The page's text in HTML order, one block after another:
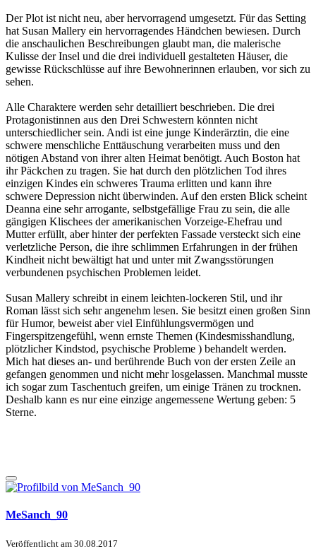
Der Plot ist nicht neu, aber hervorragend umgesetzt. Für das Setting
hat Susan Mallery ein hervorragendes Händchen bewiesen. Durch
die anschaulichen Beschreibungen glaubt man, die malerische
Kulisse der Insel und die drei individuell gestalteten Häuser, die
gewisse Rückschlüsse auf ihre Bewohnerinnen erlauben, vor sich zu
sehen.
Alle Charaktere werden sehr detailliert beschrieben. Die drei
Protagonistinnen aus den Drei Schwestern könnten nicht
unterschiedlicher sein. Andi ist eine junge Kinderärztin, die eine
schwere menschliche Enttäuschung verarbeiten muss und den
nötigen Abstand von ihrer alten Heimat benötigt. Auch Boston hat
ihr Päckchen zu tragen. Sie hat durch den plötzlichen Tod ihres
einzigen Kindes ein schweres Trauma erlitten und kann ihre
schwere Depression nicht überwinden. Auf den ersten Blick scheint
Deanna eine sehr arrogante, selbstgefällige Frau zu sein, die alle
gängigen Klischees der amerikanischen Vorzeige-Ehefrau und
Mutter erfüllt, aber hinter der perfekten Fassade versteckt sich eine
verletzliche Person, die ihre schlimmen Erfahrungen in der frühen
Kindheit nicht bewältigt hat und unter mit Zwangsstörungen
verbundenen psychischen Problemen leidet.
Susan Mallery schreibt in einem leichten-lockeren Stil, und ihr
Roman lässt sich sehr angenehm lesen. Sie besitzt einen großen Sinn
für Humor, beweist aber viel Einfühlungsvermögen und
Fingerspitzengefühl, wenn ernste Themen (Kindesmisshandlung,
plötzlicher Kindstod, psychische Probleme ) behandelt werden.
Mich hat dieses an- und berührende Buch von der ersten Zeile an
gefangen genommen und nicht mehr losgelassen. Manchmal musste
ich sogar zum Taschentuch greifen, um einige Tränen zu trocknen.
Deshalb kann es nur eine einzige angemessene Wertung geben: 5
Sterne.
MeSanch_90
Veröffentlicht am 30.08.2017